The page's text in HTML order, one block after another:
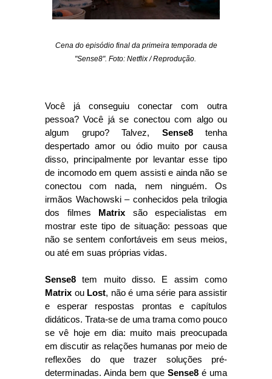
Cena do episódio final da primeira temporada de
"Sense8". Foto: Netflix / Reprodução.
Você já conseguiu conectar com outra
pessoa? Você já se conectou com algo ou
algum grupo? Talvez, Sense8tenha
despertado amor ou ódio muito por causa
disso, principalmente por levantar esse tipo
de incomodo em quem assisti e ainda não se
conectou com nada, nem ninguém. Os
irmãos Wachowski – conhecidos pela trilogia
dos filmes Matrix são especialistas em
mostrar este tipo de situação: pessoas que
não se sentem confortáveis em seus meios,
ou até em suas próprias vidas.
Sense8 tem muito disso. E assim como
Matrix ou Lost, não é uma série para assistir
e esperar respostas prontas e capítulos
didáticos. Trata-se de uma trama como pouco
se vê hoje em dia: muito mais preocupada
em discutir as relações humanas por meio de
reflexões do que trazer soluções pré-
determinadas. Ainda bem que Sense8 é uma